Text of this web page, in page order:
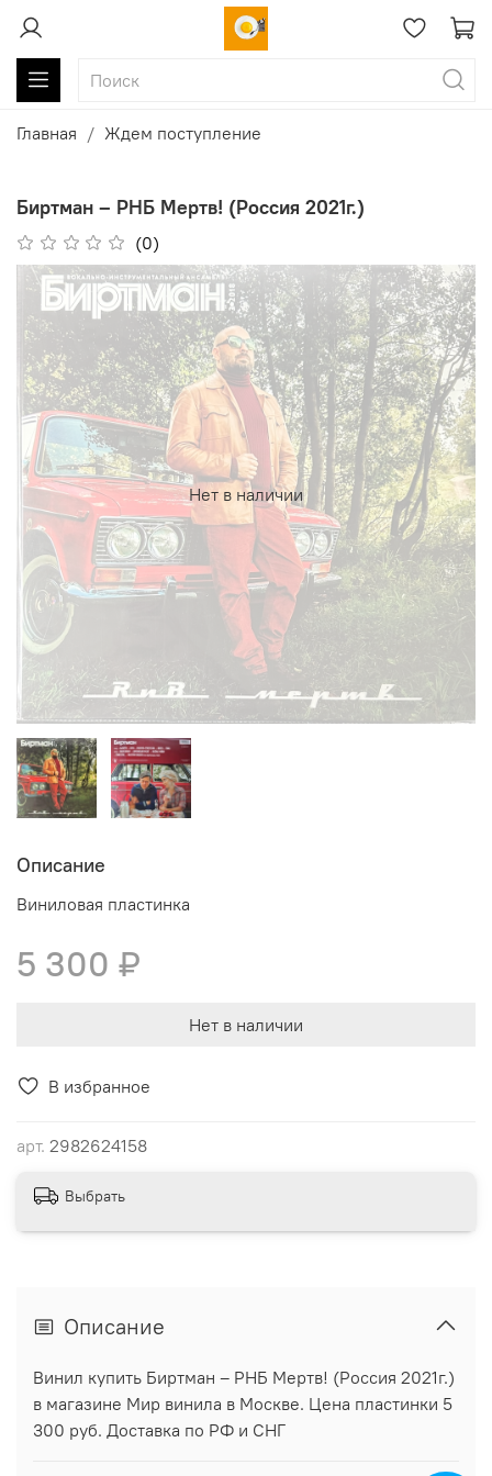
Главная Ждем поступление
Биртман ‎– РНБ Мертв! (Россия 2021г.)
(0)
В избранное
арт. 2982624158
Нет в наличии
Описание
Виниловая пластинка
5 300 ₽
Нет в наличии
Выбрать
Описание
Винил купить Биртман ‎– РНБ Мертв! (Россия 2021г.)
в магазине Мир винила в Москве. Цена пластинки 5
300 руб. Доставка по РФ и СНГ